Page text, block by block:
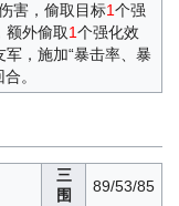
害，偷取目标1个强
额外偷取1个强化效
，施加“暴击率、暴
合。
三
围
89/53/85